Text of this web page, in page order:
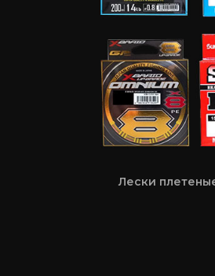
Лески